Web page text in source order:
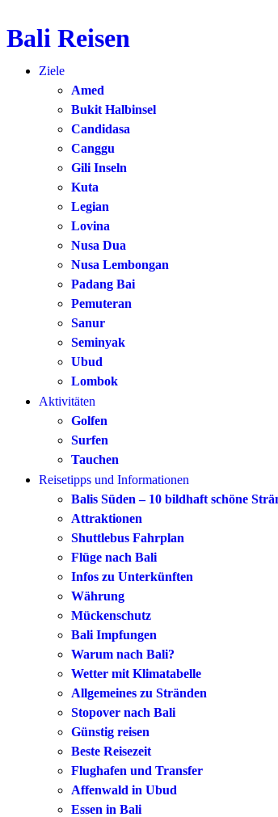
Zum
springen
Bali Reisen
Ziele
Amed
Bukit Halbinsel
Candidasa
Canggu
Gili Inseln
Kuta
Legian
Lovina
Nusa Dua
Nusa Lembongan
Padang Bai
Pemuteran
Sanur
Seminyak
Ubud
Lombok
Aktivitäten
Golfen
Surfen
Tauchen
Reisetipps und Informationen
Balis Süden – 10 bildhaft schöne
Attraktionen
Shuttlebus Fahrplan
Flüge nach Bali
Infos zu Unterkünften
Währung
Mückenschutz
Bali Impfungen
Warum nach Bali?
Wetter mit Klimatabelle
Allgemeines zu Stränden
Stopover nach Bali
Günstig reisen
Beste Reisezeit
Flughafen und Transfer
Affenwald in Ubud
Essen in Bali